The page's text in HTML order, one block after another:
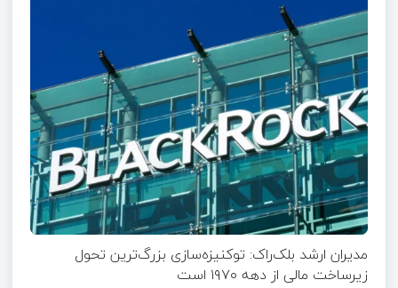
مدیران ارشد بلک‌راک: توکنیزه‌سازی بزرگ‌ترین تحول
زیرساخت مالی از دهه ۱۹۷۰ است